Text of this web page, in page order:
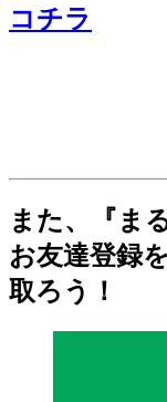
コチラ
また、『ま
お友達登録
取ろう！